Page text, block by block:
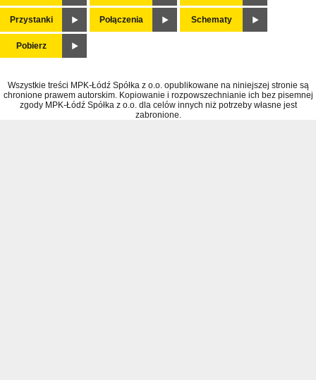
Przystanki Połączenia Schematy
Pobierz
Wszystkie treści MPK-Łódź Spółka z o.o. opublikowane na niniejszej stronie są
chronione prawem autorskim. Kopiowanie i rozpowszechnianie ich bez pisemnej
zgody MPK-Łódź Spółka z o.o. dla celów innych niż potrzeby własne jest
zabronione.